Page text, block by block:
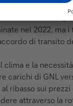
Al suo
Yamal-Europa
nel 2022, ma
di transito
e la
di GNL
ribasso sui
attraverso la